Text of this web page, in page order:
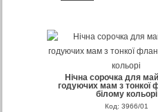
Нічна сорочка для
годуючих мам з тонкої
білому кольорі
Код: 3966/01